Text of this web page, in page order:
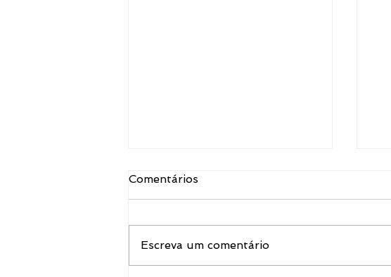
Comentários
Escreva um comentário